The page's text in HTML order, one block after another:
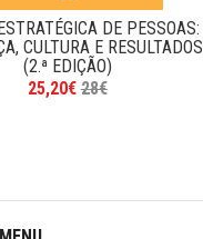
DE PESSOAS:
CULTURA E RESULTADOS
(2.ª EDIÇÃO)
25,20€ 28€